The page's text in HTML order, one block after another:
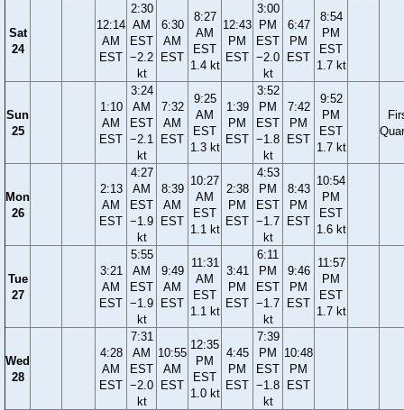
Sat
24
12:14
AM
EST
2:30
AM
EST
−2.2
kt
6:30
AM
EST
8:27
AM
EST
1.4 kt
12:43
PM
EST
3:00
PM
EST
−2.0
kt
6:47
PM
EST
8:54
PM
EST
1.7 kt
Sun
25
1:10
AM
EST
3:24
AM
EST
−2.1
kt
7:32
AM
EST
9:25
AM
EST
1.3 kt
1:39
PM
EST
3:52
PM
EST
−1.8
kt
7:42
PM
EST
9:52
PM
EST
1.7 kt
Mon
26
2:13
AM
EST
4:27
AM
EST
−1.9
kt
8:39
AM
EST
10:27
AM
EST
1.1 kt
2:38
PM
EST
4:53
PM
EST
−1.7
kt
8:43
PM
EST
10:54
PM
EST
1.6 kt
Tue
27
3:21
AM
EST
5:55
AM
EST
−1.9
kt
9:49
AM
EST
11:31
AM
EST
1.1 kt
3:41
PM
EST
6:11
PM
EST
−1.7
kt
9:46
PM
EST
11:57
PM
EST
1.7 kt
Wed
28
4:28
AM
EST
7:31
AM
EST
−2.0
kt
10:55
AM
EST
12:35
PM
EST
1.0 kt
4:45
PM
EST
7:39
PM
EST
−1.8
kt
10:48
PM
EST